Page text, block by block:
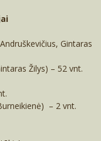
Gintaras
Žilys) – 52 vnt.
– 2 vnt.